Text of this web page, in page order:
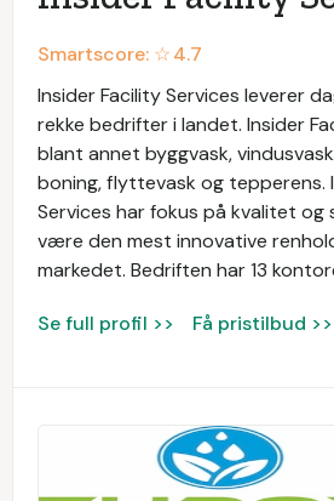
Smartscore: ☆4.7
Insider Facility Services leverer
rekke bedrifter i landet. Insider
blant annet byggvask,
boning, flyttevask og tepperens.
Services har fokus på kvalitet og
være den mest innovative
markedet. Bedriften har 13
Se full profil >> Få pristilbud >>